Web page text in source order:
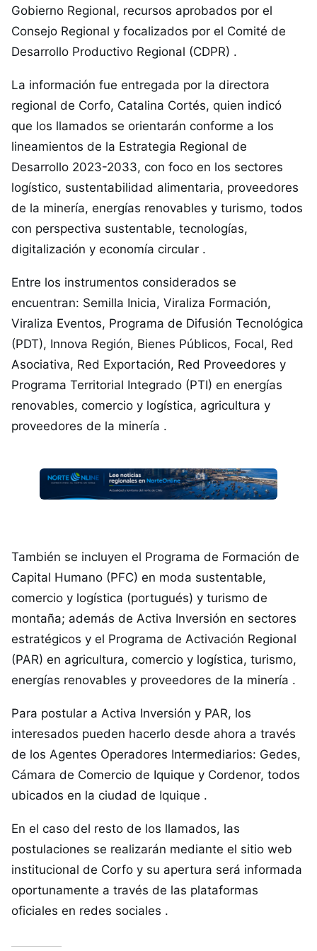
Gobierno Regional, recursos aprobados por el
Consejo Regional y focalizados por el Comité de
Desarrollo Productivo Regional (CDPR) .
La información fue entregada por la directora
regional de Corfo, Catalina Cortés, quien indicó
que los llamados se orientarán conforme a los
lineamientos de la Estrategia Regional de
Desarrollo 2023-2033, con foco en los sectores
logístico, sustentabilidad alimentaria, proveedores
de la minería, energías renovables y turismo, todos
con perspectiva sustentable, tecnologías,
digitalización y economía circular .
Entre los instrumentos considerados se
encuentran: Semilla Inicia, Viraliza Formación,
Viraliza Eventos, Programa de Difusión Tecnológica
(PDT), Innova Región, Bienes Públicos, Focal, Red
Asociativa, Red Exportación, Red Proveedores y
Programa Territorial Integrado (PTI) en energías
renovables, comercio y logística, agricultura y
proveedores de la minería .
También se incluyen el Programa de Formación de
Capital Humano (PFC) en moda sustentable,
comercio y logística (portugués) y turismo de
montaña; además de Activa Inversión en sectores
estratégicos y el Programa de Activación Regional
(PAR) en agricultura, comercio y logística, turismo,
energías renovables y proveedores de la minería .
Para postular a Activa Inversión y PAR, los
interesados pueden hacerlo desde ahora a través
de los Agentes Operadores Intermediarios: Gedes,
Cámara de Comercio de Iquique y Cordenor, todos
ubicados en la ciudad de Iquique .
En el caso del resto de los llamados, las
postulaciones se realizarán mediante el sitio web
institucional de Corfo y su apertura será informada
oportunamente a través de las plataformas
oficiales en redes sociales .